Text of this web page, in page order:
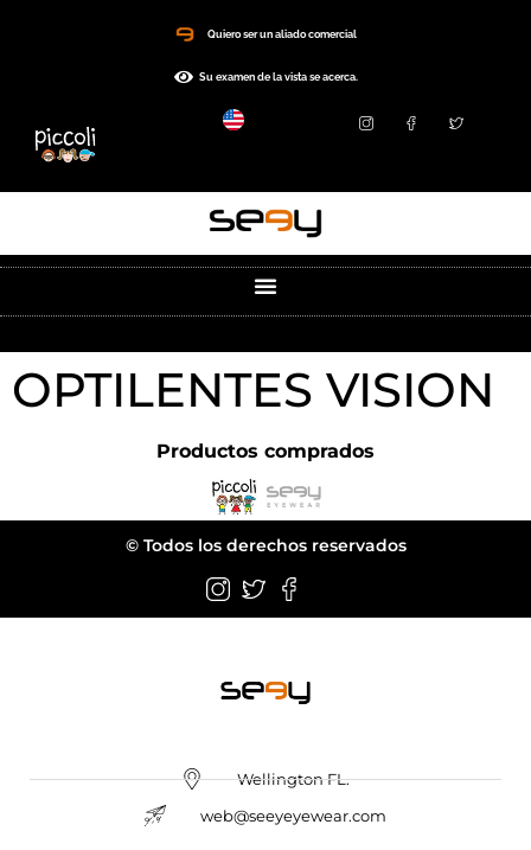
Quiero ser un aliado comercial
Su examen de la vista se acerca.
OPTILENTES VISION
Productos comprados
© Todos los derechos reservados
Wellington FL.
web@seeyeyewear.com